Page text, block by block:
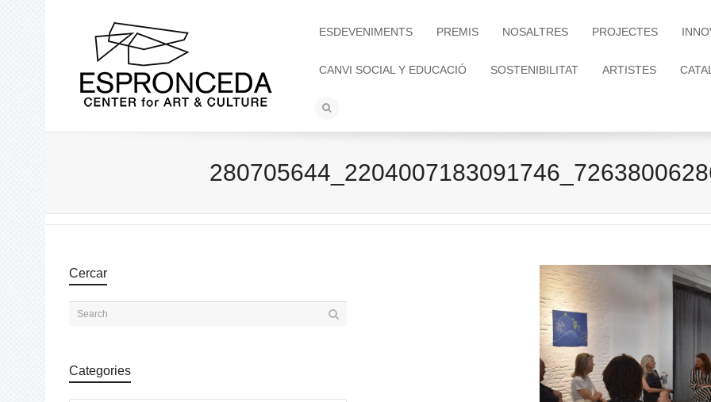
ESDEVENIMENTS PREMIS NOSALTRES PROJECTES
CANVI SOCIAL Y EDUCACIÓ SOSTENIBILITAT ARTISTES
Cercar
Categories